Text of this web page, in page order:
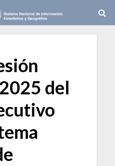
del